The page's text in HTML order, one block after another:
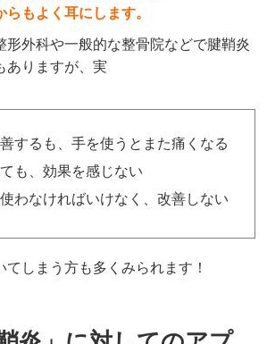
もよく耳にします。
形外科や一般的な整骨院などで腱鞘炎
ありますが、実
するも、手を使うとまた痛くなる
も、効果を感じない
わなければいけなく、改善しない
てしまう方も多くみられます！